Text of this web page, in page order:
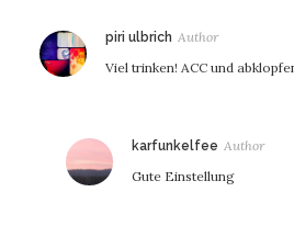
piri ulbrich sagt:
Viel trinken! ACC und
karfunkelfee sagt:
Gute Einstellung